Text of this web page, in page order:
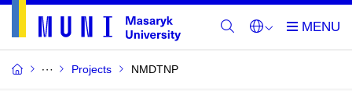
Projects NMDTNP